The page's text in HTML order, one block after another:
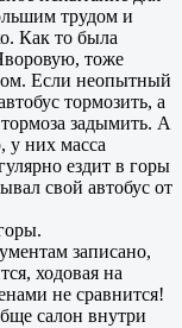
трудом и
Как то была
тоже
Если неопытный
тормозить, а
задымить. А
у них масса
ездит в горы
свой автобус от
записано,
ходовая на
не сравнится!
салон внутри